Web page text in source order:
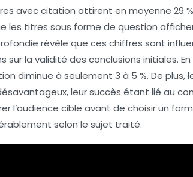
aveccitation attirent en moyenne 29
les titres sous forme de question
révèle que ces chiffres sont
sur la validité des conclusions initiales.
diminue à seulement 3 à 5 %. De
leur succès étant lié au
l’audience cible avant de choisir un
selon le sujet traité.